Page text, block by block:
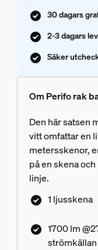
30 dagars
2-3 dagars
Säker
Om Perifo rak
Den här satsen
vitt omfattar en
metersskenor,
på en skena
linje.
1 ljusskena
1700 lm
strömkällan